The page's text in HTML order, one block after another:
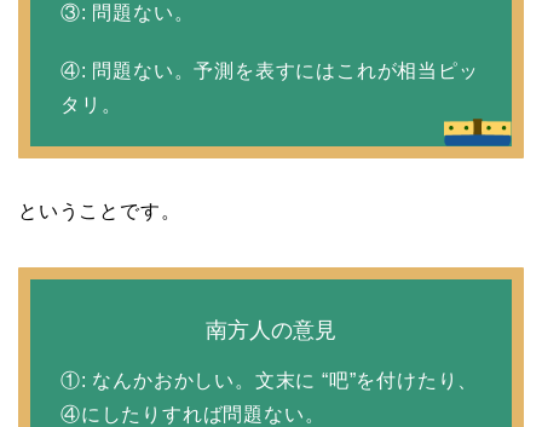
③: 問題ない。
④: 問題ない。予測を表すにはこれが相当ピッ
タリ。
ということです。
南方人の意見
①: なんかおかしい。文末に “吧”を付けたり、
④にしたりすれば問題ない。